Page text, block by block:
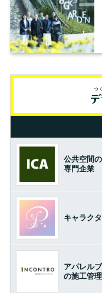
公共空間
専門企業
キャラク
アパレル
の施工管理